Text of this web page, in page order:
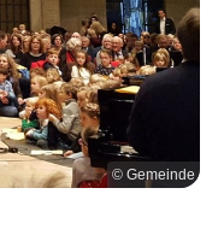
© Gemeinde